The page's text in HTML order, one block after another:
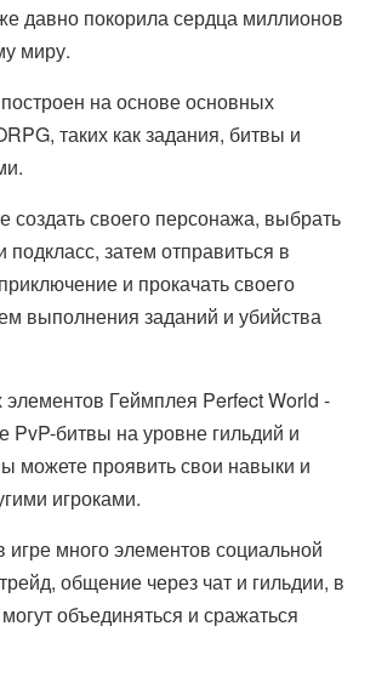
давно покорила сердца миллионов
миру.
на основе основных
таких как задания, битвы и
создать своего персонажа, выбрать
подкласс, затем отправиться в
и прокачать своего
выполнения заданий и убийства
Геймплея Perfect World -
PvP-битвы на уровне гильдий и
можете проявить свои навыки и
игроками.
игре много элементов социальной
общение через чат и гильдии, в
объединяться и сражаться